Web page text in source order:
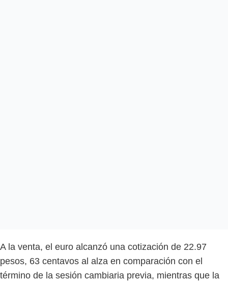
A la venta, el euro alcanzó una cotización de 22.97
pesos, 63 centavos al alza en comparación con el
término de la sesión cambiaria previa, mientras que la